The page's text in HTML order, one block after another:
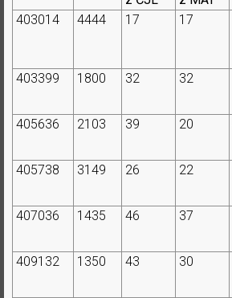
403014
4444 17 17
403399 1800 32 32
405636
2103 39 20
405738
3149 26 22
407036
1435 46 37
409132
1350 43 30